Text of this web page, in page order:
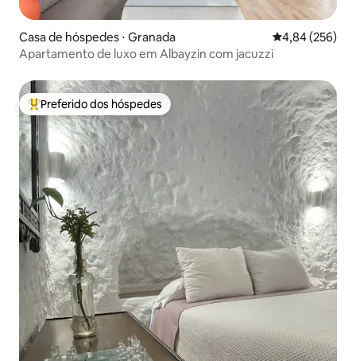
Casa de hóspedes ⋅ Granada 4,84 de uma
4,84 (256)
Apartamento de luxo em Albayzin com jacuzzi
Entre os melhores preferidos dos hóspedes
Preferido dos hóspedes